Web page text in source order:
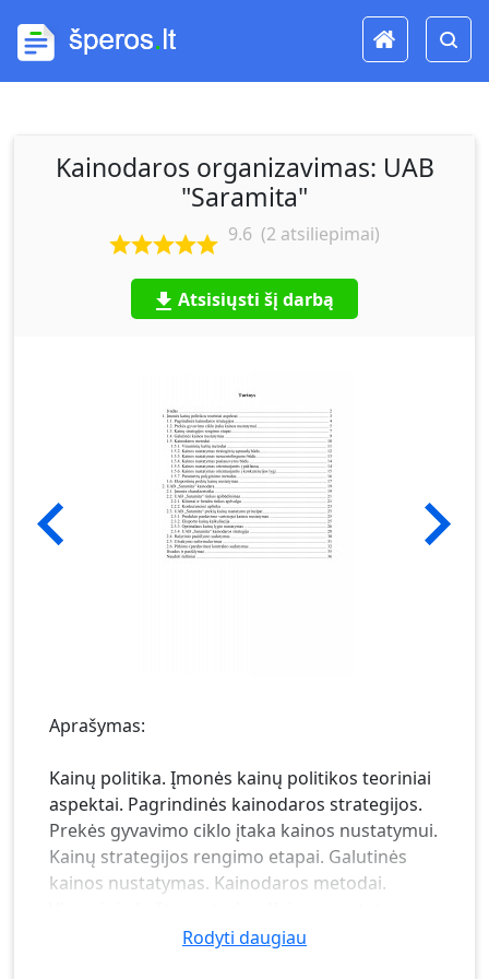
Kainodaros organizavimas: UAB
"Saramita"
9.6 (2 atsiliepimai)
Atsisiųsti šį darbą
Aprašymas:
Kainų politika. Įmonės kainų politikos teoriniai
aspektai. Pagrindinės kainodaros strategijos.
Prekės gyvavimo ciklo įtaka kainos nustatymui.
Kainų strategijos rengimo etapai. Galutinės
kainos nustatymas. Kainodaros metodai.
tiesioginių sąnaudų būdu. Kainos nustatymas
Rodyti daugiau